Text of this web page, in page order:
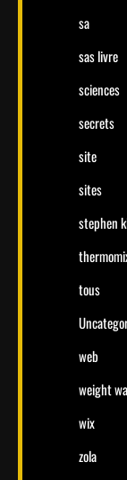
sa
sas livre
sciences
secrets
site
sites
stephen
tous
web
weight
wix
zola